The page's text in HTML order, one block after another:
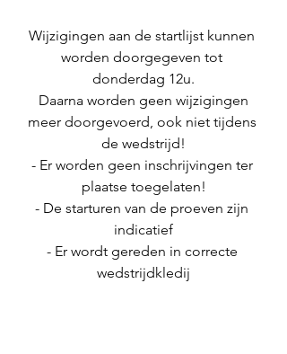
Wijzigingen aan de startlijst kunnen
worden doorgegeven tot
donderdag 12u.
meer doorgevoerd, ook niet tijdens
de wedstrijd!
- Er worden geen inschrijvingen ter
plaatse toegelaten!
- De starturen van de proeven zijn
indicatief
- Er wordt gereden in correcte
wedstrijdkledij